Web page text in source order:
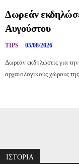
Δωρεάν
Αυγούστου
TIPS 05/08/2026
Δωρεάν εκδηλώσεις για
αρχαιολογικούς χώρους
ΙΣΤΟΡΙΑ